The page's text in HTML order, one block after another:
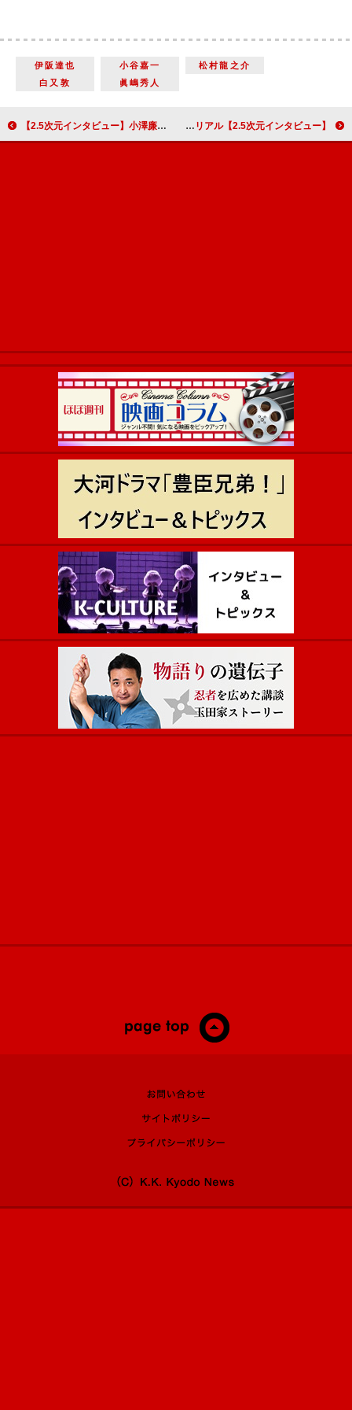
伊阪達也 小谷嘉一
松村龍之介
白又敦
眞嶋秀人
【2.5次元インタビュー】小澤廉 映画『新宿パンチ』で初単独主演！ 衝撃のパンチパーマ姿も「意外と似合っていた」 【2.5次元インタビュー】前山剛久＆小松準弥＆佐伯亮、児童文学のコミカライズをベースにした舞台「妖怪アパートの幽雅な日常」が描く「非現実」の中のリアル